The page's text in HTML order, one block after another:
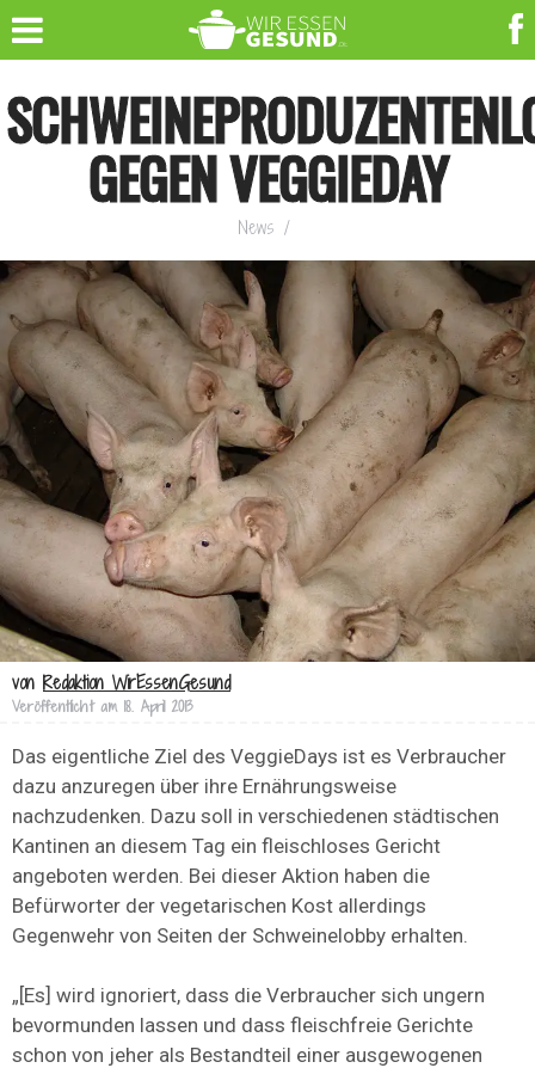
GEGEN VEGGIEDAY
News /
von Redaktion WirEssenGesund
Veröffentlicht am 18. April 2013
Das eigentliche Ziel des VeggieDays ist es Verbraucher
dazu anzuregen über ihre Ernährungsweise
nachzudenken. Dazu soll in verschiedenen städtischen
Kantinen an diesem Tag ein fleischloses Gericht
angeboten werden. Bei dieser Aktion haben die
Befürworter der vegetarischen Kost allerdings
Gegenwehr von Seiten der Schweinelobby erhalten.
„[Es] wird ignoriert, dass die Verbraucher sich ungern
bevormunden lassen und dass fleischfreie Gerichte
schon von jeher als Bestandteil einer ausgewogenen